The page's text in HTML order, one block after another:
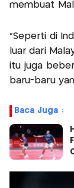
membuat
"Seperti di
luar dari
itu juga
baru-baru
Baca Juga :